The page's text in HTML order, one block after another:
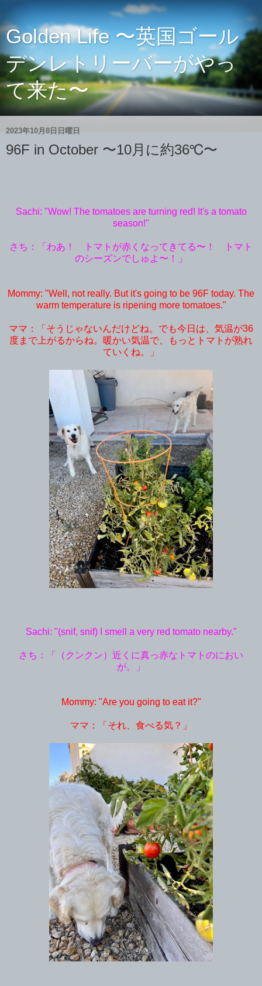
Golden Life 〜英国ゴール
デンレトリーバーがやっ
て来た〜
2023年10月8日日曜日
96F in October 〜10月に約36℃〜
Sachi: "Wow! The tomatoes are turning red! It's a tomato
season!"
さち：「わあ！ トマトが赤くなってきてる〜！ トマト
のシーズンでしゅよ〜！」
Mommy: "Well, not really. But it's going to be 96F today. The
warm temperature is ripening more tomatoes."
ママ：「そうじゃないんだけどね。でも今日は、気温が36
度まで上がるからね。暖かい気温で、もっとトマトが熟れ
ていくね。」
Sachi: "(snif, snif) I smell a very red tomato nearby."
さち：「（クンクン）近くに真っ赤なトマトのにおい
が。」
Mommy: "Are you going to eat it?"
ママ：「それ、食べる気？」